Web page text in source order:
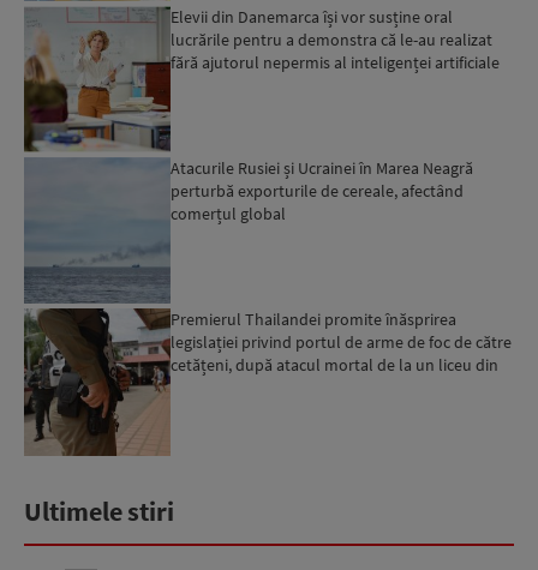
Elevii din Danemarca își vor susține oral
lucrările pentru a demonstra că le-au realizat
fără ajutorul nepermis al inteligenței artificiale
Atacurile Rusiei și Ucrainei în Marea Neagră
perturbă exporturile de cereale, afectând
comerțul global
Premierul Thailandei promite înăsprirea
legislației privind portul de arme de foc de către
cetățeni, după atacul mortal de la un liceu din
Ultimele stiri